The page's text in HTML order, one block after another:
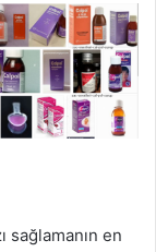
sağlamanın en